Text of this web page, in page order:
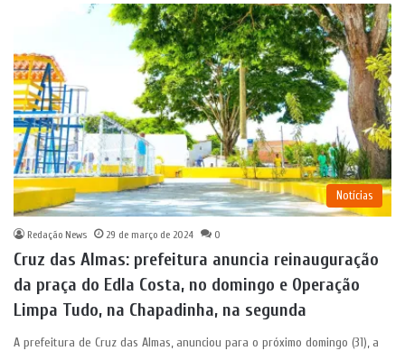
Notícias
Redação News 29 de março de 2024 0
Cruz das Almas: prefeitura anuncia reinauguração
da praça do Edla Costa, no domingo e Operação
Limpa Tudo, na Chapadinha, na segunda
A prefeitura de Cruz das Almas, anunciou para o próximo domingo (31), a